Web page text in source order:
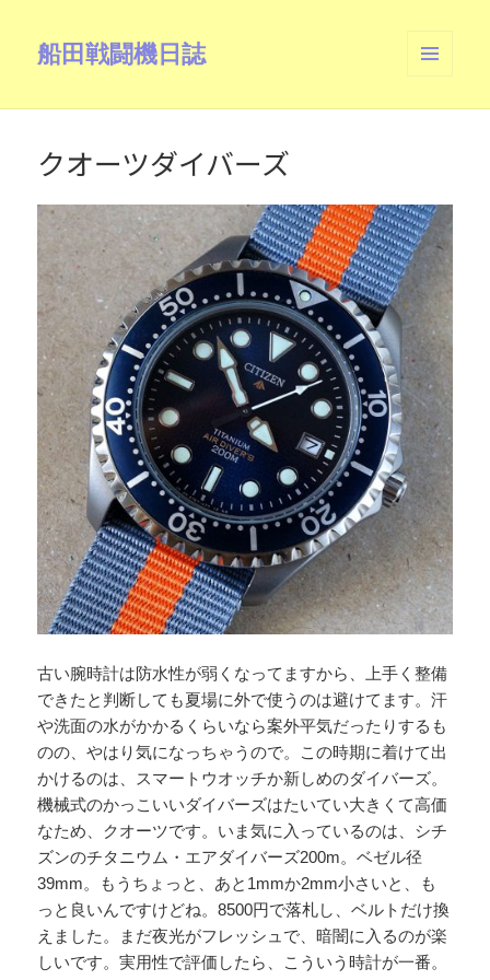
船田戦闘機日誌
ーとウ
クオーツダイバーズ
古い腕時計は防水性が弱くなってますから、上手く整備
できたと判断しても夏場に外で使うのは避けてます。汗
や洗面の水がかかるくらいなら案外平気だったりするも
のの、やはり気になっちゃうので。この時期に着けて出
かけるのは、スマートウオッチか新しめのダイバーズ。
機械式のかっこいいダイバーズはたいてい大きくて高価
なため、クオーツです。いま気に入っているのは、シチ
ズンのチタニウム・エアダイバーズ200m。ベゼル径
39mm。もうちょっと、あと1mmか2mm小さいと、も
っと良いんですけどね。8500円で落札し、ベルトだけ換
えました。まだ夜光がフレッシュで、暗闇に入るのが楽
しいです。実用性で評価したら、こういう時計が一番。